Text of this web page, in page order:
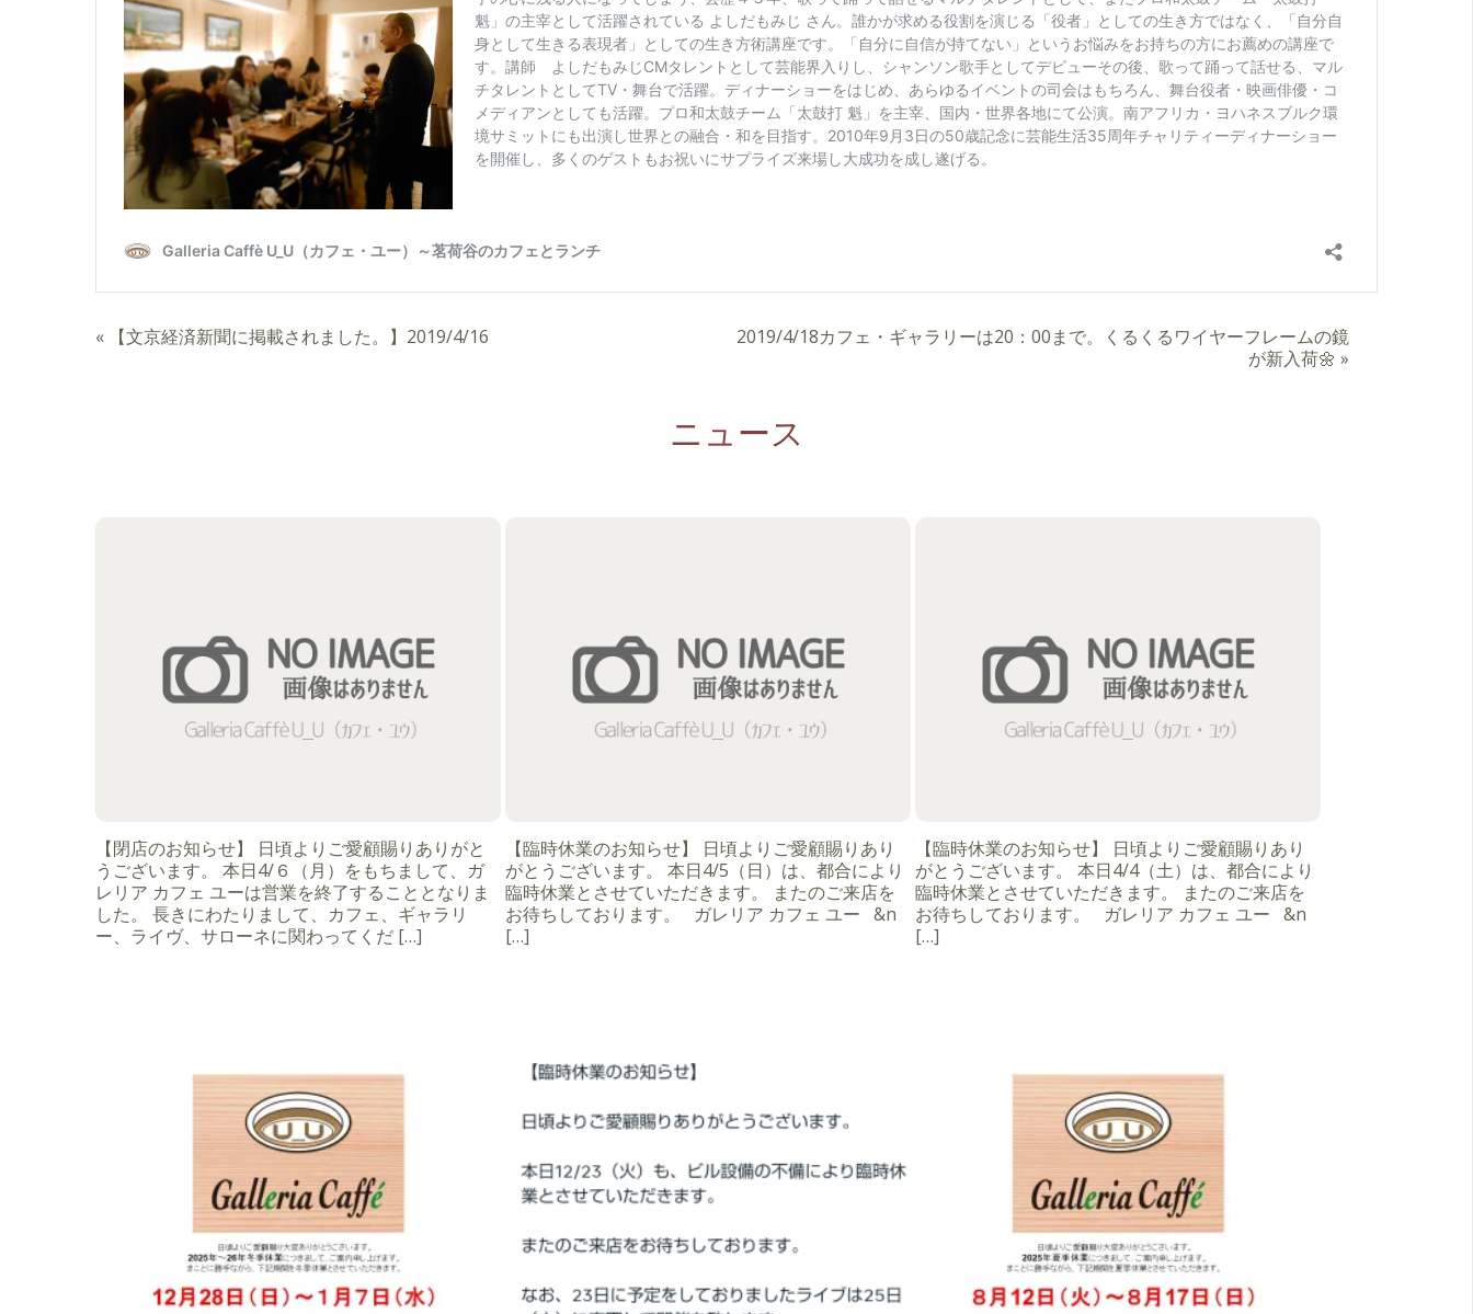
« 【文京経済新聞に掲載されました。】2019/4/16
2019/4/18カフェ・ギャラリーは20：00まで。くるくるワイヤーフレームの鏡
が新入荷🌼 »
ニュース
【閉店のお知らせ】 日頃よりご愛顧賜りありがと
うございます。 本日4/６（月）をもちまして、ガ
レリア カフェ ユーは営業を終了することとなりま
した。 長きにわたりまして、カフェ、ギャラリ
ー、ライヴ、サローネに関わってくだ […]
【臨時休業のお知らせ】 日頃よりご愛顧賜りあり
がとうございます。 本日4/5（日）は、都合により
臨時休業とさせていただきます。 またのご来店を
お待ちしております。 ガレリア カフェ ユー &n
[…]
【臨時休業のお知らせ】 日頃よりご愛顧賜りあり
がとうございます。 本日4/4（土）は、都合により
臨時休業とさせていただきます。 またのご来店を
お待ちしております。 ガレリア カフェ ユー &n
[…]